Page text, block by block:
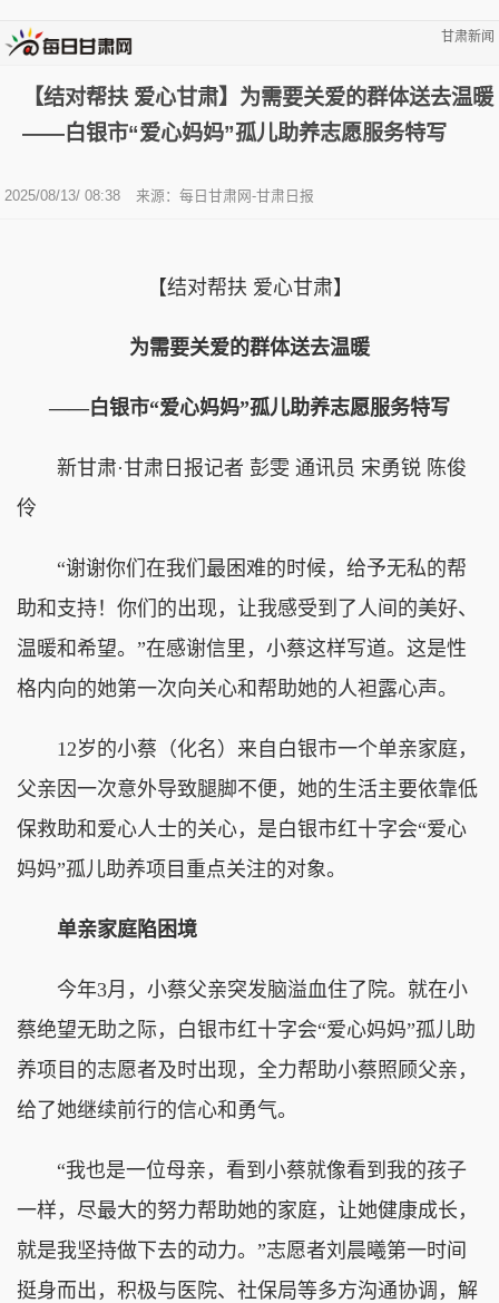
甘肃新闻
【结对帮扶 爱心甘肃】为需要关爱的群体送去温暖
——白银市“爱心妈妈”孤儿助养志愿服务特写
2025/08/13/ 08:38 来源：每日甘肃网-甘肃日报
【结对帮扶 爱心甘肃】
为需要关爱的群体送去温暖
——白银市“爱心妈妈”孤儿助养志愿服务特写
新甘肃·甘肃日报记者 彭雯 通讯员 宋勇锐 陈俊
伶
“谢谢你们在我们最困难的时候，给予无私的帮
助和支持！你们的出现，让我感受到了人间的美好、
温暖和希望。”在感谢信里，小蔡这样写道。这是性
格内向的她第一次向关心和帮助她的人袒露心声。
12岁的小蔡（化名）来自白银市一个单亲家庭，
父亲因一次意外导致腿脚不便，她的生活主要依靠低
保救助和爱心人士的关心，是白银市红十字会“爱心
妈妈”孤儿助养项目重点关注的对象。
单亲家庭陷困境
今年3月，小蔡父亲突发脑溢血住了院。就在小
蔡绝望无助之际，白银市红十字会“爱心妈妈”孤儿助
养项目的志愿者及时出现，全力帮助小蔡照顾父亲，
给了她继续前行的信心和勇气。
“我也是一位母亲，看到小蔡就像看到我的孩子
一样，尽最大的努力帮助她的家庭，让她健康成长，
就是我坚持做下去的动力。”志愿者刘晨曦第一时间
挺身而出，积极与医院、社保局等多方沟通协调，解